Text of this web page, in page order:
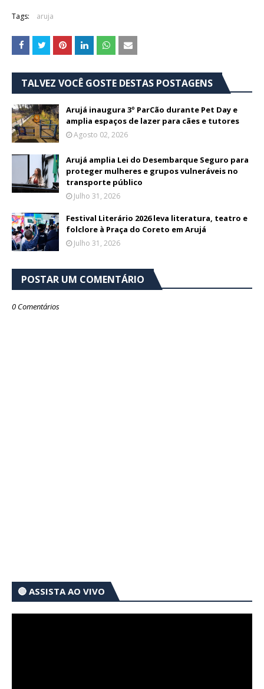
Tags: aruja
TALVEZ VOCÊ GOSTE DESTAS POSTAGENS
Arujá inaugura 3º ParCão durante Pet Day e
amplia espaços de lazer para cães e tutores
Agosto 02, 2026
Arujá amplia Lei do Desembarque Seguro para
proteger mulheres e grupos vulneráveis no
transporte público
Julho 31, 2026
Festival Literário 2026 leva literatura, teatro e
folclore à Praça do Coreto em Arujá
Julho 31, 2026
POSTAR UM COMENTÁRIO
0 Comentários
🔴 ASSISTA AO VIVO